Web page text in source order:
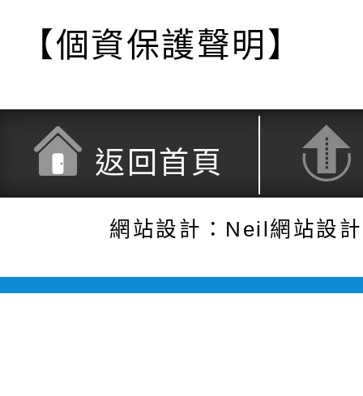
【個資保護聲明】
返回首頁
網站設計：Neil網站設